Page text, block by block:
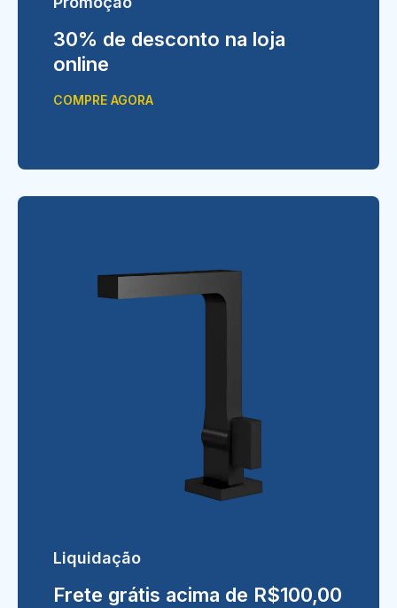
30% de desconto na loja
online
COMPRE AGORA
Liquidação
Frete grátis acima de R$100,00